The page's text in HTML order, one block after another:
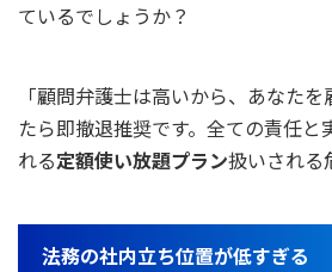
ているでしょうか？
「顧問弁護士は高いから、あなた
たら即撤退推奨です。全ての責任と
れる定額使い放題プラン扱いされる
法務の社内立ち位置が低すぎる